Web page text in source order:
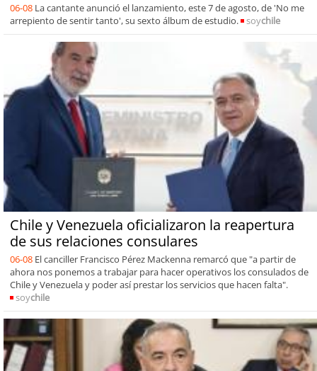
06-08 La cantante anunció el lanzamiento, este 7 de agosto, de 'No me
arrepiento de sentir tanto', su sexto álbum de estudio.
soychile
Chile y Venezuela oficializaron la reapertura
de sus relaciones consulares
06-08 El canciller Francisco Pérez Mackenna remarcó que "a partir de
ahora nos ponemos a trabajar para hacer operativos los consulados de
Chile y Venezuela y poder así prestar los servicios que hacen falta".
soychile